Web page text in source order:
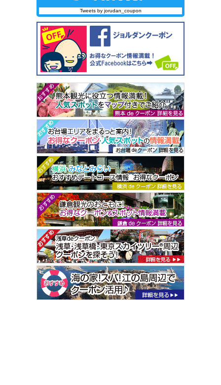
Tweets by jorudan_coupon